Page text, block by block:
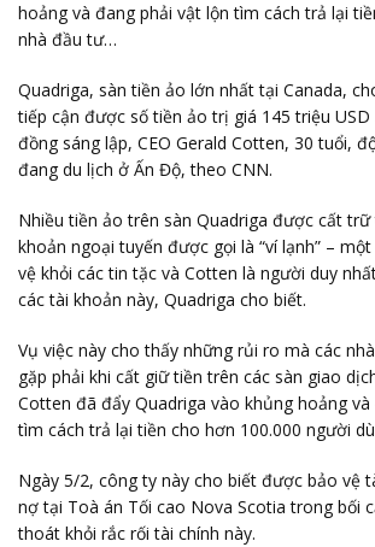
hoảng và đang phải vật lộn tìm cách trả lại
nhà đầu tư…
Quadriga, sàn tiền ảo lớn nhất tại Canada,
tiếp cận được số tiền ảo trị giá 145 triệu USD
đồng sáng lập, CEO Gerald Cotten, 30 tuổi,
đang du lịch ở Ấn Độ, theo CNN.
Nhiều tiền ảo trên sàn Quadriga được cất
khoản ngoại tuyến được gọi là “ví lạnh” –
vệ khỏi các tin tặc và Cotten là người duy
các tài khoản này, Quadriga cho biết.
Vụ việc này cho thấy những rủi ro mà các
gặp phải khi cất giữ tiền trên các sàn giao
Cotten đã đẩy Quadriga vào khủng hoảng
tìm cách trả lại tiền cho hơn 100.000 người
Ngày 5/2, công ty này cho biết được bảo vệ
nợ tại Toà án Tối cao Nova Scotia trong bối
thoát khỏi rắc rối tài chính này.